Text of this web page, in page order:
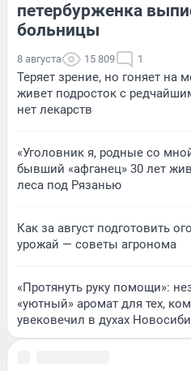
петербурженка
больницы
8 августа 15 809 1
Теряет зрение, но гоняет на
живет подросток с
нет лекарств
«Уголовник я, родные со
бывший «афганец» 30 лет
леса под Рязанью
Как за август подготовить
урожай — советы агронома
«Протянуть руку помощи»:
«уютный» аромат для тех,
увековечил в духах